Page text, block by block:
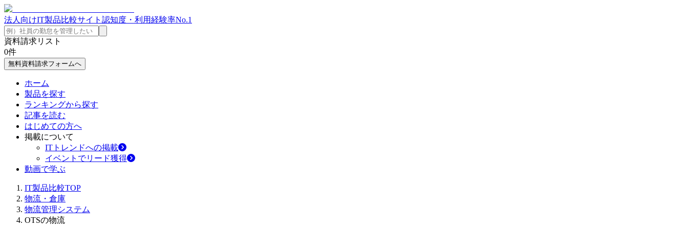
法人向けIT製品比較サイト 認知度・利用経験率No.1
資料請求リスト
0件
無料資料請求フォームへ
ホーム
製品を探す
ランキングから探す
記事を読む
はじめての方へ
掲載について
ITトレンドへの掲載
イベントでリード獲得
動画で学ぶ
IT製品比較TOP
物流・倉庫
物流管理システム
OTSの物流